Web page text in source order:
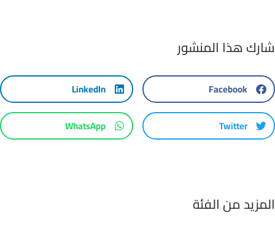
شارك هذا المنشور
Facebook
LinkedIn
Twitter
WhatsApp
المزيد من الفئة